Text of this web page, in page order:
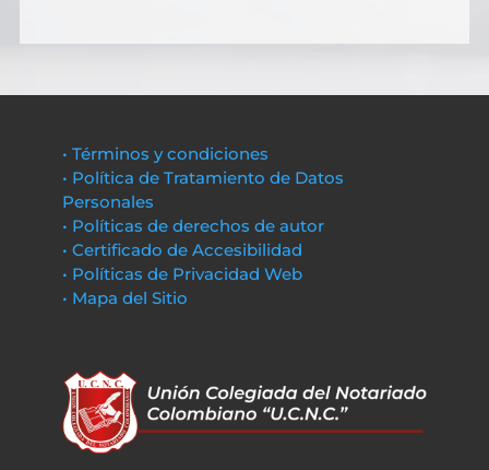
• Términos y condiciones
• Política de Tratamiento de Datos
Personales
• Políticas de derechos de autor
• Certificado de Accesibilidad
• Políticas de Privacidad Web
• Mapa del Sitio